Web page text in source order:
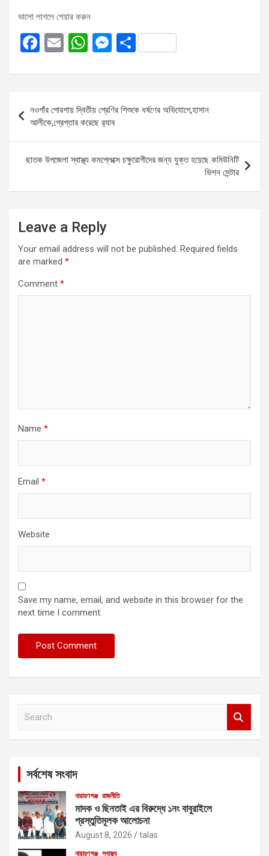
ভালো লাগলে শেয়ার করুন
F
ce
b
o
o
k
E
ail
W
at
s
A
p
p
M
se
n
g
er
S
ar
navigation
নওগাঁর পোরশায় দ্বিতীয় শ্রেণির শিশুকে ধর্ষণের অভিযোগে,হাসান
আলীকে,গ্রেপ্তার করেছে র‌্যাব
ছাতক উপজেলা স্বাস্থ্য কমপ্লেক্সে চক্ষুরোগীদের জন্য যুক্ত হয়েছে কমিউনিটি
ভিশন সেন্টার
Leave a Reply
Your email address will not be published. Required fields
are marked *
Comment *
Name *
Email *
Website
Save my name, email, and website in this browser for the
next time I comment.
সর্বশেষ সংবাদ
নারায়ণগঞ্জ রাজনীতি
মাদক ও ছিনতাই এর বিরুদ্ধে ১নং বাবুরাইলে
প্রস্তুতিমূলক আলোচনা
August 8, 2026 talas
নারায়ণগঞ্জ স্বাস্থ্য